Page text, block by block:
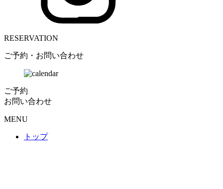
RESERVATION
ご予約・お問い合わせ
ご予約
お問い合わせ
MENU
トップ